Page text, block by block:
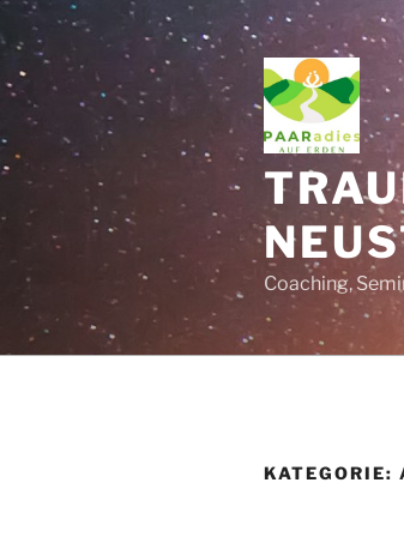
Zum
Inhalt
springen
Coaching,
KATEGORIE: